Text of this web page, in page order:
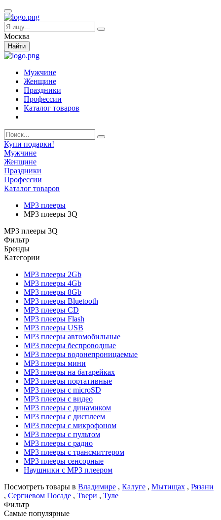
Москва
Найти
Мужчине
Женщине
Праздники
Профессии
Каталог товаров
Купи подарки!
Мужчине
Женщине
Праздники
Профессии
Каталог товаров
MP3 плееры
MP3 плееры 3Q
MP3 плееры 3Q
Фильтр
Бренды
Категории
MP3 плееры 2Gb
MP3 плееры 4Gb
MP3 плееры 8Gb
MP3 плееры Bluetooth
MP3 плееры CD
MP3 плееры Flash
MP3 плееры USB
MP3 плееры автомобильные
MP3 плееры беспроводные
MP3 плееры водонепроницаемые
MP3 плееры мини
MP3 плееры на батарейках
MP3 плееры портативные
MP3 плееры с microSD
MP3 плееры с видео
MP3 плееры с динамиком
MP3 плееры с дисплеем
MP3 плееры с микрофоном
MP3 плееры с пультом
MP3 плееры с радио
MP3 плееры с трансмиттером
MP3 плееры сенсорные
Наушники с MP3 плеером
Посмотреть товары в Владимире , Калуге , Мытищах , Рязани
, Сергиевом Посаде , Твери , Туле
Фильтр
Самые популярные